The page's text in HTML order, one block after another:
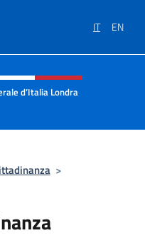
IT EN
e menù
d’Italia Londra
>